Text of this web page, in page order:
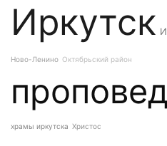
Иркутск
Ново-Ленино Октябрьский район
храмы иркутска Христос